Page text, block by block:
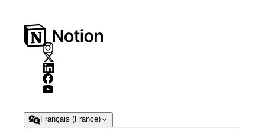
Français (France)